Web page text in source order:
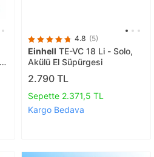
4.8 (5)
Einhell TE-VC 18 Li - Solo,
Akülü El Süpürgesi
2.790 TL
Sepette 2.371,5 TL
Kargo Bedava